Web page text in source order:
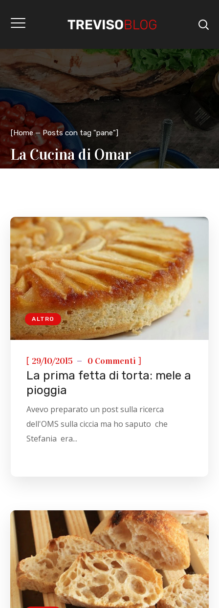
[Home Posts con tag "pane"]
La Cucina di Omar
ALTRO
[ 29/10/2015 0 Commenti ]
La prima fetta di torta: mele a
pioggia
Avevo preparato un post sulla ricerca
dell'OMS sulla ciccia ma ho saputo che
Stefania era...